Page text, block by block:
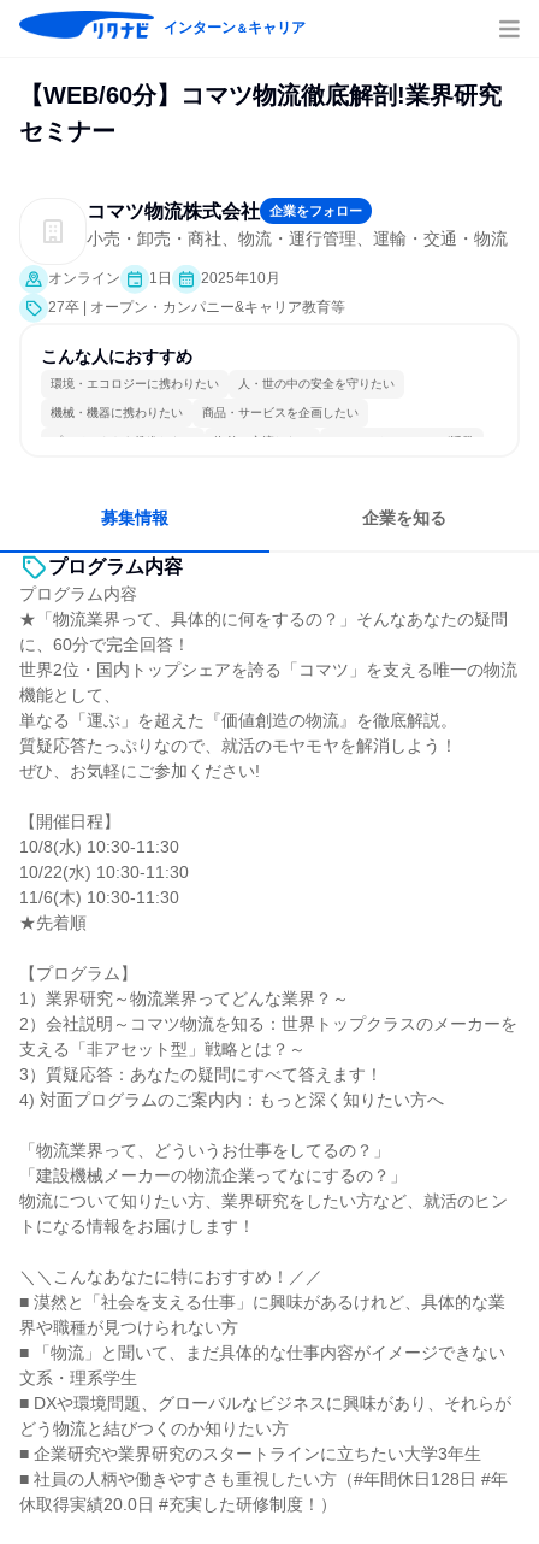
インターン＆キャリア
【WEB/60分】コマツ物流徹底解剖!業界研究
セミナー
コマツ物流株式会社 企業をフォロー
小売・卸売・商社、物流・運行管理、運輸・交通・物流
オンライン 1日
2025年10月
27卒 | オープン・カンパニー&キャリア教育等
こんな人におすすめ
環境・エコロジーに携わりたい 人・世の中の安全を守りたい
機械・機器に携わりたい 商品・サービスを企画したい
プロジェクトを推進したい 海外と交流したい コミュニケーションが活発
募集情報 企業を知る
プログラム内容
プログラム内容
★「物流業界って、具体的に何をするの？」そんなあなたの疑問
に、60分で完全回答！
世界2位・国内トップシェアを誇る「コマツ」を支える唯一の物流
機能として、
単なる「運ぶ」を超えた『価値創造の物流』を徹底解説。
質疑応答たっぷりなので、就活のモヤモヤを解消しよう！
ぜひ、お気軽にご参加ください!
【開催日程】
10/8(水) 10:30-11:30
10/22(水) 10:30-11:30
11/6(木) 10:30-11:30
★先着順
【プログラム】
1）業界研究～物流業界ってどんな業界？～
2）会社説明～コマツ物流を知る：世界トップクラスのメーカーを
支える「非アセット型」戦略とは？～
3）質疑応答：あなたの疑問にすべて答えます！
4) 対面プログラムのご案内内：もっと深く知りたい方へ
「物流業界って、どういうお仕事をしてるの？」
「建設機械メーカーの物流企業ってなにするの？」
物流について知りたい方、業界研究をしたい方など、就活のヒン
トになる情報をお届けします！
＼＼こんなあなたに特におすすめ！／／
■ 漠然と「社会を支える仕事」に興味があるけれど、具体的な業
界や職種が見つけられない方
■ 「物流」と聞いて、まだ具体的な仕事内容がイメージできない
文系・理系学生
■ DXや環境問題、グローバルなビジネスに興味があり、それらが
どう物流と結びつくのか知りたい方
■ 企業研究や業界研究のスタートラインに立ちたい大学3年生
■ 社員の人柄や働きやすさも重視したい方（#年間休日128日 #年
休取得実績20.0日 #充実した研修制度！）